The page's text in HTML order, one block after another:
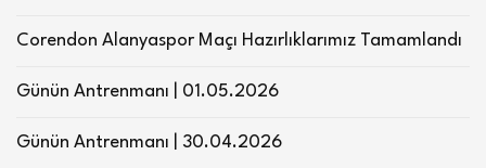
Corendon Alanyaspor Maçı Hazırlıklarımız Tamamlandı
Günün Antrenmanı | 01.05.2026
Günün Antrenmanı | 30.04.2026